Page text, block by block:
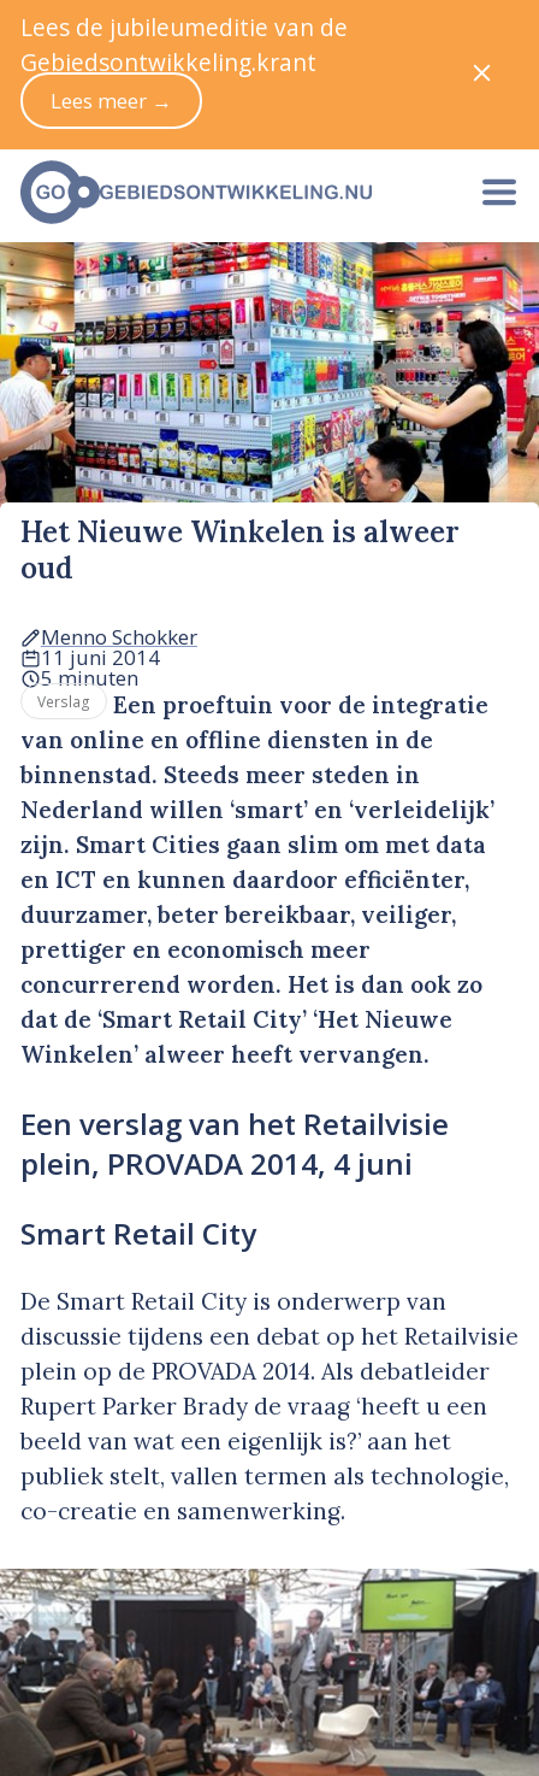
Het Nieuwe Winkelen is alweer
oud
Menno Schokker
11 juni 2014
5 minuten
Verslag
Een proeftuin voor de integratie
van online en offline diensten in de
binnenstad. Steeds meer steden in
Nederland willen ‘smart’ en ‘verleidelijk’
zijn. Smart Cities gaan slim om met data
en ICT en kunnen daardoor efficiënter,
duurzamer, beter bereikbaar, veiliger,
prettiger en economisch meer
concurrerend worden. Het is dan ook zo
dat de ‘Smart Retail City’ ‘Het Nieuwe
Winkelen’ alweer heeft vervangen.
Een verslag van het Retailvisie
plein, PROVADA 2014, 4 juni
Smart Retail City
De Smart Retail City is onderwerp van
discussie tijdens een debat op het Retailvisie
plein op de PROVADA 2014. Als debatleider
Rupert Parker Brady de vraag ‘heeft u een
beeld van wat een eigenlijk is?’ aan het
publiek stelt, vallen termen als technologie,
co-creatie en samenwerking.
Lees de jubileumeditie van de
Gebiedsontwikkeling.krant
Lees meer →